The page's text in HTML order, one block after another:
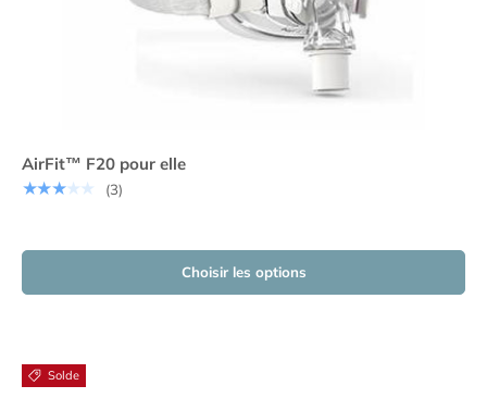
AirFit™ F20 pour elle
★★★★★
(3)
Choisir les options
Solde